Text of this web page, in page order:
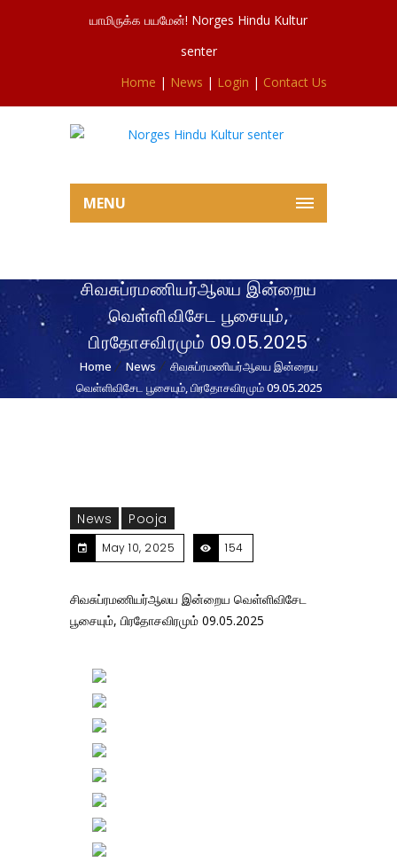
யாமிருக்க பயமேன்! Norges Hindu Kultur
senter
Home | News | Login | Contact Us
MENU
சிவசுப்ரமணியர்ஆலய இன்றைய
வெள்ளிவிசேட பூசையும்,
பிரதோசவிரமும் 09.05.2025
Home News
சிவசுப்ரமணியர்ஆலய இன்றைய
வெள்ளிவிசேட பூசையும், பிரதோசவிரமும் 09.05.2025
News Pooja
May 10, 2025 154
சிவசுப்ரமணியர்ஆலய இன்றைய வெள்ளிவிசேட
பூசையும், பிரதோசவிரமும் 09.05.2025